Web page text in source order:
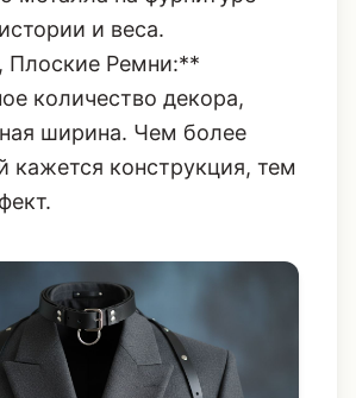
кажется конструкция, тем